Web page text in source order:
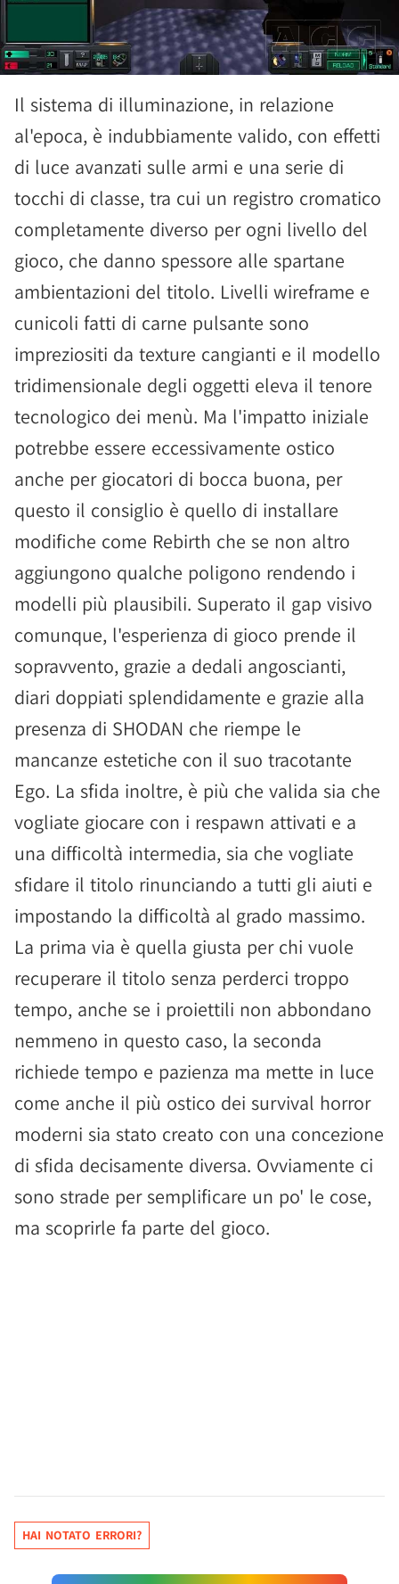
Il sistema di illuminazione, in relazione
al'epoca, è indubbiamente valido, con effetti
di luce avanzati sulle armi e una serie di
tocchi di classe, tra cui un registro cromatico
completamente diverso per ogni livello del
gioco, che danno spessore alle spartane
ambientazioni del titolo. Livelli wireframe e
cunicoli fatti di carne pulsante sono
impreziositi da texture cangianti e il modello
tridimensionale degli oggetti eleva il tenore
tecnologico dei menù. Ma l'impatto iniziale
potrebbe essere eccessivamente ostico
anche per giocatori di bocca buona, per
questo il consiglio è quello di installare
modifiche come Rebirth che se non altro
aggiungono qualche poligono rendendo i
modelli più plausibili. Superato il gap visivo
comunque, l'esperienza di gioco prende il
sopravvento, grazie a dedali angoscianti,
diari doppiati splendidamente e grazie alla
presenza di SHODAN che riempe le
mancanze estetiche con il suo tracotante
Ego. La sfida inoltre, è più che valida sia che
vogliate giocare con i respawn attivati e a
una difficoltà intermedia, sia che vogliate
sfidare il titolo rinunciando a tutti gli aiuti e
impostando la difficoltà al grado massimo.
La prima via è quella giusta per chi vuole
recuperare il titolo senza perderci troppo
tempo, anche se i proiettili non abbondano
nemmeno in questo caso, la seconda
richiede tempo e pazienza ma mette in luce
come anche il più ostico dei survival horror
moderni sia stato creato con una concezione
di sfida decisamente diversa. Ovviamente ci
sono strade per semplificare un po' le cose,
ma scoprirle fa parte del gioco.
HAI NOTATO ERRORI?